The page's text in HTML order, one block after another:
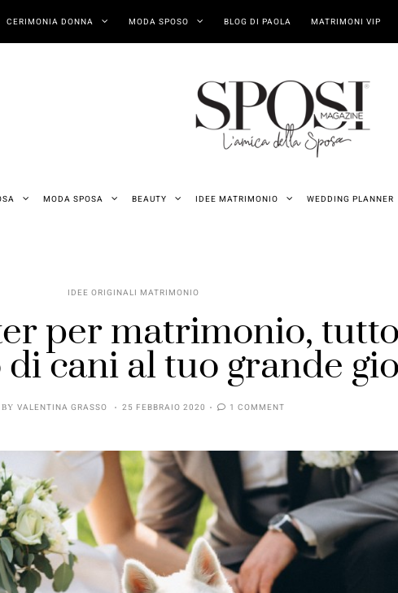
CERIMONIA DONNA MODA SPOSO BLOG DI PAOLA MATRIMONI VIP
MODA SPOSA BEAUTY IDEE MATRIMONIO WEDDING PLANNER
IDEE ORIGINALI MATRIMONIO
per matrimonio, tutto
di cani al tuo grande
BYVALENTINA GRASSO 25 FEBBRAIO 2020 1 COMMENT